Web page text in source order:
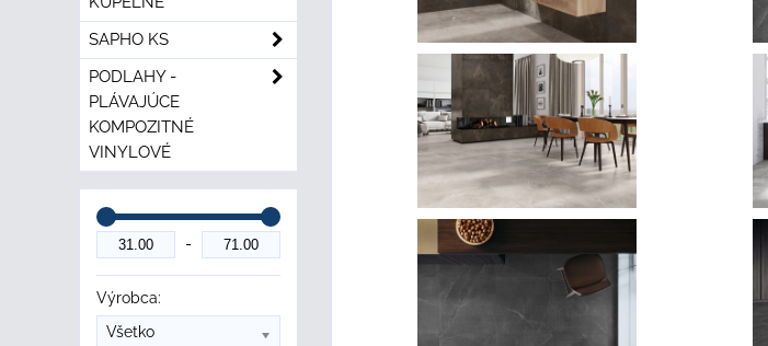
SAPHO KS
PODLAHY -
PLÁVAJÚCE
KOMPOZITNÉ
VINYLOVÉ
Výrobca:
Všetko